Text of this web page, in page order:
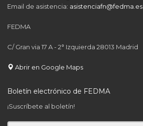
Email de asistencia: asistenciafn@fedma.es
FEDMA
C/ Gran via 17 A - 2° Izquierda 28013 Madrid
Abrir en Google Maps
Boletín electrónico de FEDMA
¡Suscríbete al boletín!